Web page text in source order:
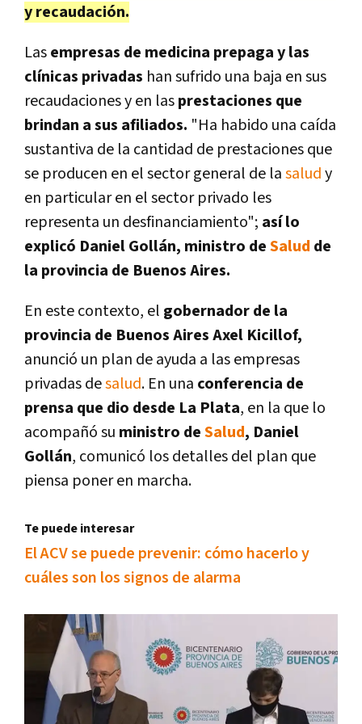
y recaudación.
Lasempresas de medicina prepaga y las
clínicas privadas han sufrido una baja en sus
recaudaciones y en lasprestaciones que
brindan a sus afiliados. "Ha habido una caída
sustantiva de la cantidad de prestaciones que
se producen en el sector general de lasaludy
en particular en el sector privado les
representa un desfinanciamiento"; así lo
explicó Daniel Gollán, ministro deSalud de
la provincia de Buenos Aires.
En este contexto, el gobernador de la
provincia de Buenos Aires Axel Kicillof,
anunció un plan de ayuda a las empresas
privadas desalud. En una conferencia de
prensa que dio desde La Plata, en la que lo
acompañó su ministro deSalud, Daniel
Gollán, comunicó los detalles del plan que
piensa poner en marcha.
Te puede interesar
El ACV se puede prevenir: cómo hacerlo y
cuáles son los signos de alarma